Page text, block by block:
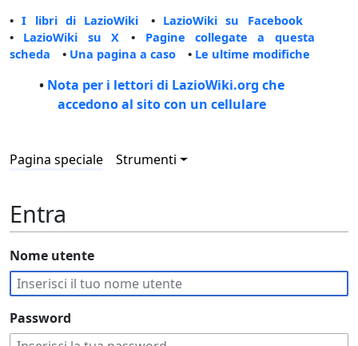
•I libri di LazioWiki • LazioWiki su Facebook
• LazioWiki su X • Pagine collegate a questa
scheda • Una pagina a caso • Le ultime modifiche
• Nota per i lettori di LazioWiki.org che
accedono al sito con un cellulare
Pagina speciale Strumenti
Entra
Nome utente
Password